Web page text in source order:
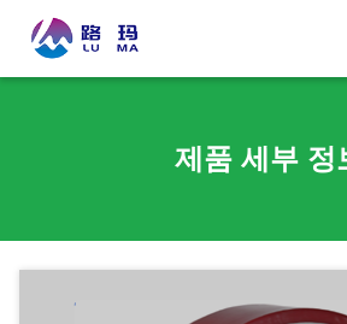
제품 세부 정